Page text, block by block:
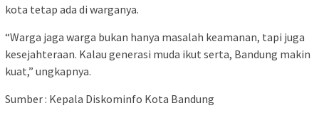
kota tetap ada di warganya.
“Warga jaga warga bukan hanya masalah keamanan, tapi juga
kesejahteraan. Kalau generasi muda ikut serta, Bandung makin
kuat,” ungkapnya.
Sumber : Kepala Diskominfo Kota Bandung